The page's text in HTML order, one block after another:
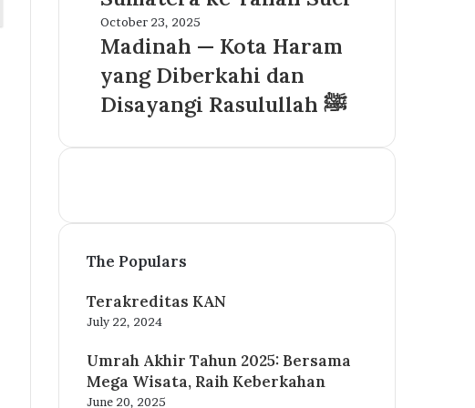
Psikologi
dan
Islam
Akses
Jamaah
Sumatera
Tanah
Suci
Madinah
—
Haram
yang
Diberkahi
October 23, 2025
Madinah — Kota Haram
yang Diberkahi dan
Disayangi Rasulullah ﷺ
The Populars
Terakreditas KAN
July 22, 2024
Umrah Akhir Tahun 2025: Bersama
Mega Wisata, Raih Keberkahan
June 20, 2025